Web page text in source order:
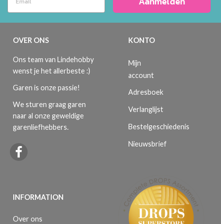
OVER ONS
Ons team van Lindehobby
wenst je het allerbeste :)
Garen is onze passie!
We sturen graag garen
naar al onze geweldige
garenliefhebbers.
INFORMATION
Over ons
KONTO
Mijn
account
Adresboek
Verlanglijst
Bestelgeschiedenis
Nieuwsbrief